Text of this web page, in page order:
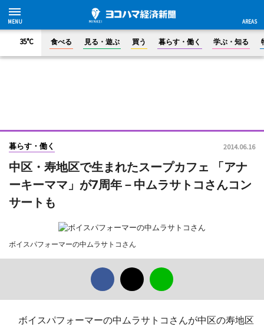
35°C 食べる 見る・遊ぶ 買う 暮らす・働く 学ぶ・知る
暮らす・働く 2014.06.16
中区・寿地区で生まれたスープカフェ 「アナ
ーキーママ」が7周年－中ムラサトコさんコン
サートも
ボイスパフォーマーの中ムラサトコさん
ボイスパフォーマーの中ムラサトコさんが中区の寿地区